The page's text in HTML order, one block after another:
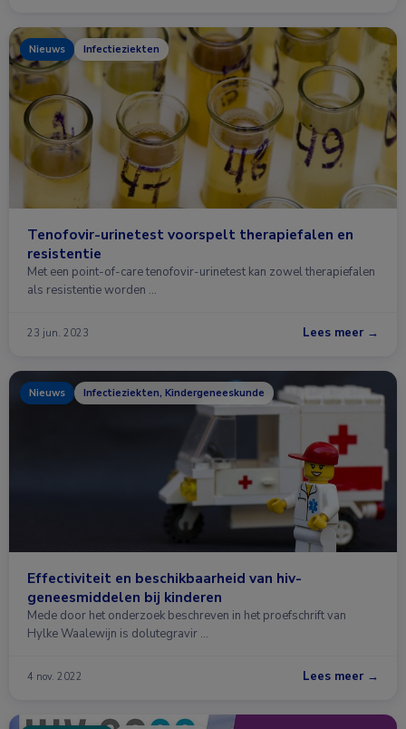
Nieuws Infectieziekten
Tenofovir-urinetest voorspelt therapiefalen en
resistentie
Met een point-of-care tenofovir-urinetest kan zowel therapiefalen
als resistentie worden …
23 jun. 2023 Lees meer →
Nieuws Infectieziekten, Kindergeneeskunde
Effectiviteit en beschikbaarheid van hiv-
geneesmiddelen bij kinderen
Mede door het onderzoek beschreven in het proefschrift van
Hylke Waalewijn is dolutegravir …
4 nov. 2022 Lees meer →